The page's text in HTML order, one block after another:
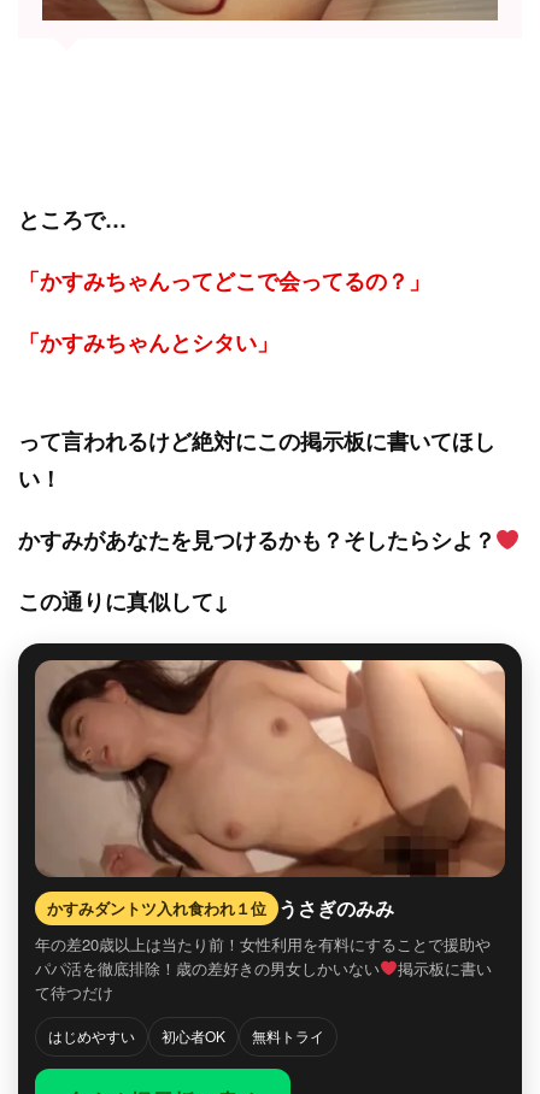
ところで…
「かすみちゃんってどこで会ってるの？」
「かすみちゃんとシタい」
って言われるけど絶対にこの掲示板に書いてほし
い！
かすみがあなたを見つけるかも？そしたらシよ？
この通りに真似して↓
かすみダントツ入れ食われ１位 うさぎのみみ
年の差20歳以上は当たり前！女性利用を有料にすることで援助や
パパ活を徹底排除！歳の差好きの男女しかいない
掲示板に書い
て待つだけ
はじめやすい 初心者OK 無料トライ